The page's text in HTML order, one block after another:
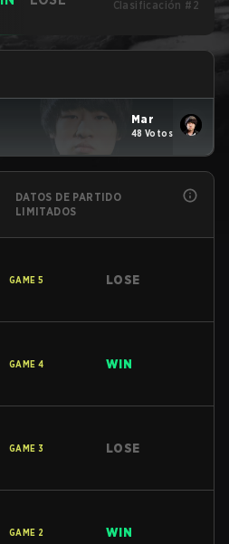
Clasificación #2
Mar
48 Votos
DATOS DE PARTIDO
LIMITADOS
GAME 5 LOSE
GAME 4 WIN
GAME 3 LOSE
GAME 2 WIN